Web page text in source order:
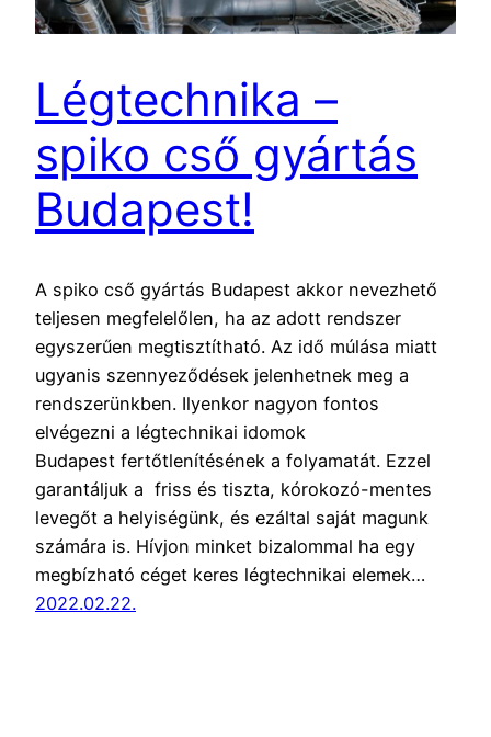
Légtechnika –
spiko cső gyártás
Budapest!
A spiko cső gyártás Budapest akkor nevezhető
teljesen megfelelőlen, ha az adott rendszer
egyszerűen megtisztítható. Az idő múlása miatt
ugyanis szennyeződések jelenhetnek meg a
rendszerünkben. Ilyenkor nagyon fontos
elvégezni a légtechnikai idomok
Budapest fertőtlenítésének a folyamatát. Ezzel
garantáljuk a friss és tiszta, kórokozó-mentes
levegőt a helyiségünk, és ezáltal saját magunk
számára is. Hívjon minket bizalommal ha egy
megbízható céget keres légtechnikai elemek…
2022.02.22.